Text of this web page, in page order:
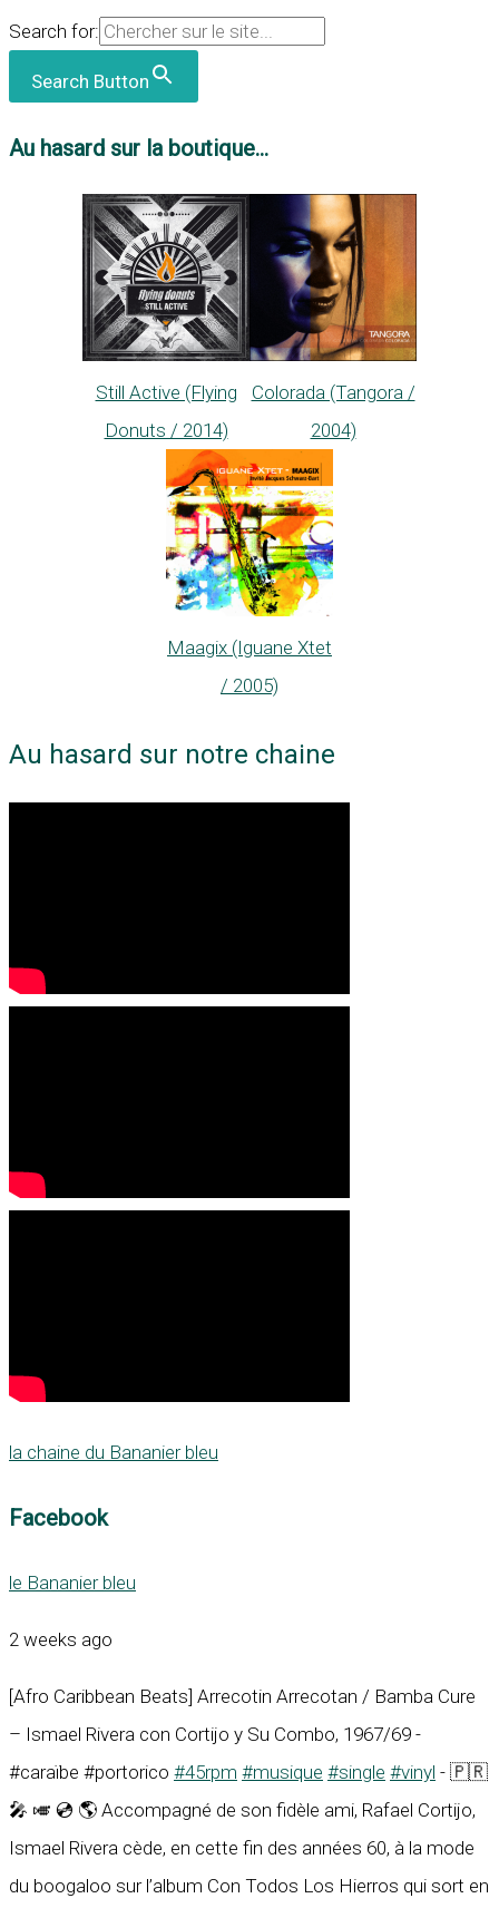
Search for:
Search Button
Au hasard sur la boutique...
Still Active (Flying
Donuts / 2014)
Colorada (Tangora /
2004)
Maagix (Iguane Xtet
/ 2005)
Au hasard sur notre chaine
la chaine du Bananier bleu
Facebook
le Bananier bleu
2 weeks ago
[Afro Caribbean Beats] Arrecotin Arrecotan / Bamba Cure
– Ismael Rivera con Cortijo y Su Combo, 1967/69 -
#caraïbe #portorico #45rpm #musique #single #vinyl - 🇵🇷
🎤 🎺 💿 🌎 Accompagné de son fidèle ami, Rafael Cortijo,
Ismael Rivera cède, en cette fin des années 60, à la mode
du boogaloo sur l’album Con Todos Los Hierros qui sort en